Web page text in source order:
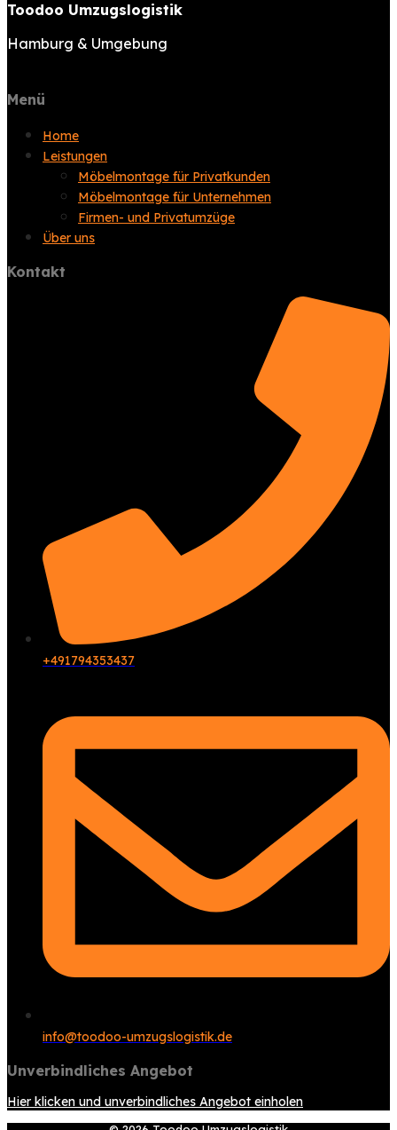
Toodoo Umzugslogistik
Hamburg & Umgebung
Menü
Home
Leistungen
Möbelmontage für Privatkunden
Möbelmontage für Unternehmen
Firmen- und Privatumzüge
Über uns
Kontakt
+491794353437
info@toodoo-umzugslogistik.de
Unverbindliches Angebot
Hier klicken und unverbindliches Angebot einholen